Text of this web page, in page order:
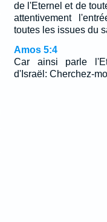
de l'Eternel et de
attentivement
toutes les issues du
Amos 5:4
Car ainsi parle
d'Israël: Cherchez-